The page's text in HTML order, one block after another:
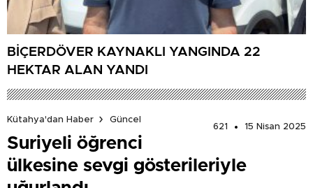
BİÇERDÖVER KAYNAKLI YANGINDA 22
HEKTAR ALAN YANDI
Kütahya'dan Haber
Güncel
621
15 Nisan 2025
Suriyeli öğrenci
ülkesine sevgi gösterileriyle